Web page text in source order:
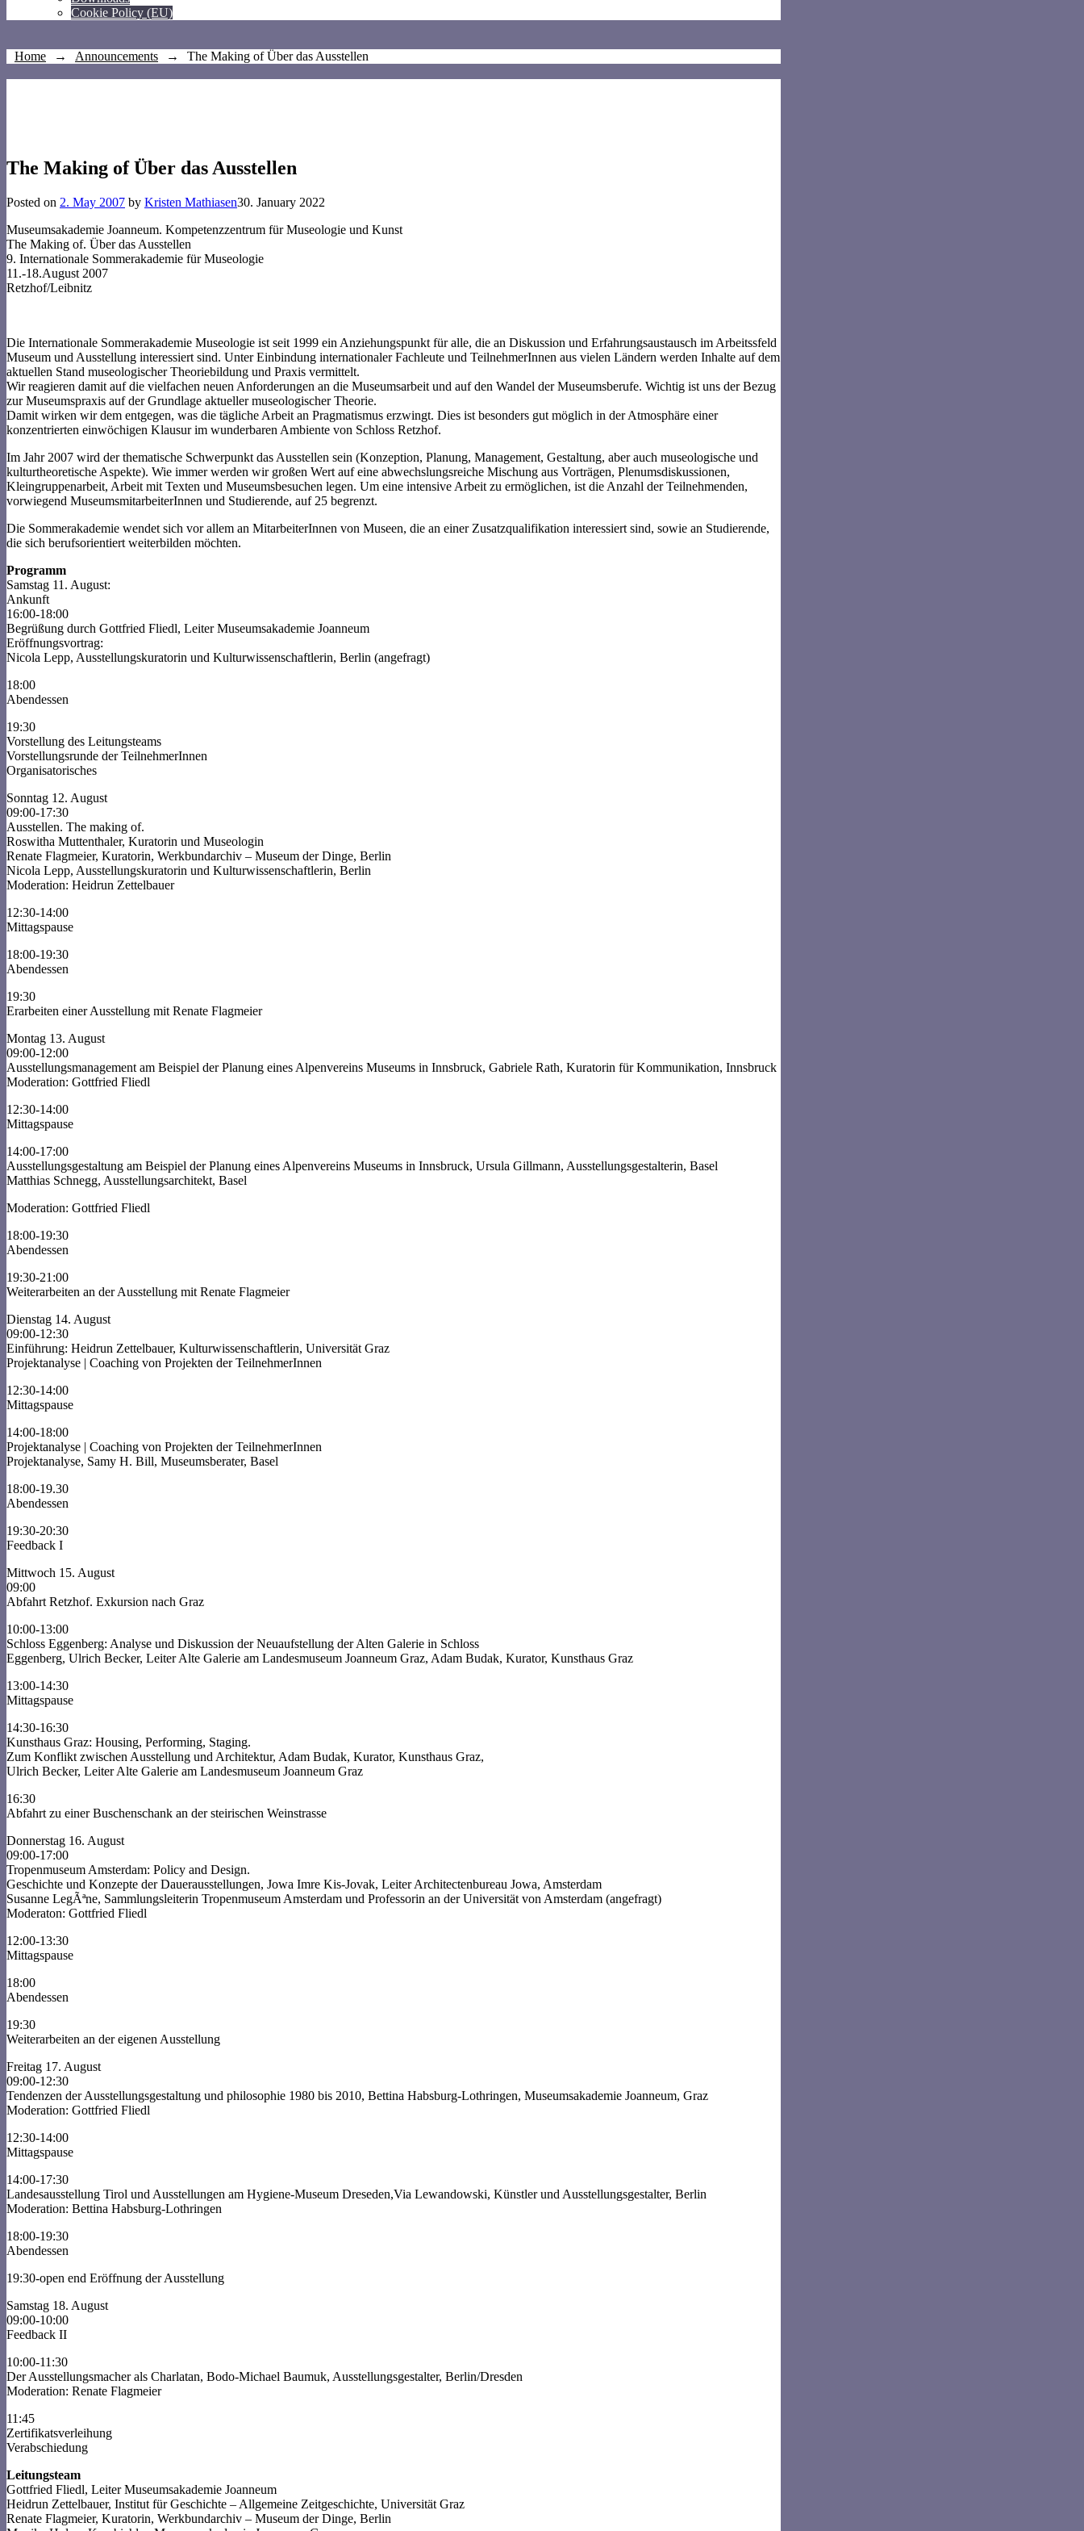
Cookie Policy (EU)
Home → Announcements → The Making of Über das Ausstellen
The Making of Über das Ausstellen
Posted on 2. May 2007 by Kristen Mathiasen30. January 2022
Museumsakademie Joanneum. Kompetenzzentrum für Museologie und Kunst
The Making of. Über das Ausstellen
9. Internationale Sommerakademie für Museologie
11.-18.August 2007
Retzhof/Leibnitz
Die Internationale Sommerakademie Museologie ist seit 1999 ein Anziehungspunkt für alle, die an Diskussion und Erfahrungsaustausch im Arbeitssfeld
Museum und Ausstellung interessiert sind. Unter Einbindung internationaler Fachleute und TeilnehmerInnen aus vielen Ländern werden Inhalte auf dem
aktuellen Stand museologischer Theoriebildung und Praxis vermittelt.
Wir reagieren damit auf die vielfachen neuen Anforderungen an die Museumsarbeit und auf den Wandel der Museumsberufe. Wichtig ist uns der Bezug
zur Museumspraxis auf der Grundlage aktueller museologischer Theorie.
Damit wirken wir dem entgegen, was die tägliche Arbeit an Pragmatismus erzwingt. Dies ist besonders gut möglich in der Atmosphäre einer
konzentrierten einwöchigen Klausur im wunderbaren Ambiente von Schloss Retzhof.
Im Jahr 2007 wird der thematische Schwerpunkt das Ausstellen sein (Konzeption, Planung, Management, Gestaltung, aber auch museologische und
kulturtheoretische Aspekte). Wie immer werden wir großen Wert auf eine abwechslungsreiche Mischung aus Vorträgen, Plenumsdiskussionen,
Kleingruppenarbeit, Arbeit mit Texten und Museumsbesuchen legen. Um eine intensive Arbeit zu ermöglichen, ist die Anzahl der Teilnehmenden,
vorwiegend MuseumsmitarbeiterInnen und Studierende, auf 25 begrenzt.
Die Sommerakademie wendet sich vor allem an MitarbeiterInnen von Museen, die an einer Zusatzqualifikation interessiert sind, sowie an Studierende,
die sich berufsorientiert weiterbilden möchten.
Programm
Samstag 11. August:
Ankunft
16:00-18:00
Begrüßung durch Gottfried Fliedl, Leiter Museumsakademie Joanneum
Eröffnungsvortrag:
Nicola Lepp, Ausstellungskuratorin und Kulturwissenschaftlerin, Berlin (angefragt)
18:00
Abendessen
19:30
Vorstellung des Leitungsteams
Vorstellungsrunde der TeilnehmerInnen
Organisatorisches
Sonntag 12. August
09:00-17:30
Ausstellen. The making of.
Roswitha Muttenthaler, Kuratorin und Museologin
Renate Flagmeier, Kuratorin, Werkbundarchiv – Museum der Dinge, Berlin
Nicola Lepp, Ausstellungskuratorin und Kulturwissenschaftlerin, Berlin
Moderation: Heidrun Zettelbauer
12:30-14:00
Mittagspause
18:00-19:30
Abendessen
19:30
Erarbeiten einer Ausstellung mit Renate Flagmeier
Montag 13. August
09:00-12:00
Ausstellungsmanagement am Beispiel der Planung eines Alpenvereins Museums in Innsbruck, Gabriele Rath, Kuratorin für Kommunikation, Innsbruck
Moderation: Gottfried Fliedl
12:30-14:00
Mittagspause
14:00-17:00
Ausstellungsgestaltung am Beispiel der Planung eines Alpenvereins Museums in Innsbruck, Ursula Gillmann, Ausstellungsgestalterin, Basel
Matthias Schnegg, Ausstellungsarchitekt, Basel
Moderation: Gottfried Fliedl
18:00-19:30
Abendessen
19:30-21:00
Weiterarbeiten an der Ausstellung mit Renate Flagmeier
Dienstag 14. August
09:00-12:30
Einführung: Heidrun Zettelbauer, Kulturwissenschaftlerin, Universität Graz
Projektanalyse | Coaching von Projekten der TeilnehmerInnen
12:30-14:00
Mittagspause
14:00-18:00
Projektanalyse | Coaching von Projekten der TeilnehmerInnen
Projektanalyse, Samy H. Bill, Museumsberater, Basel
18:00-19.30
Abendessen
19:30-20:30
Feedback I
Mittwoch 15. August
09:00
Abfahrt Retzhof. Exkursion nach Graz
10:00-13:00
Schloss Eggenberg: Analyse und Diskussion der Neuaufstellung der Alten Galerie in Schloss
Eggenberg, Ulrich Becker, Leiter Alte Galerie am Landesmuseum Joanneum Graz, Adam Budak, Kurator, Kunsthaus Graz
13:00-14:30
Mittagspause
14:30-16:30
Kunsthaus Graz: Housing, Performing, Staging.
Zum Konflikt zwischen Ausstellung und Architektur, Adam Budak, Kurator, Kunsthaus Graz,
Ulrich Becker, Leiter Alte Galerie am Landesmuseum Joanneum Graz
16:30
Abfahrt zu einer Buschenschank an der steirischen Weinstrasse
Donnerstag 16. August
09:00-17:00
Tropenmuseum Amsterdam: Policy and Design.
Geschichte und Konzepte der Dauerausstellungen, Jowa Imre Kis-Jovak, Leiter Architectenbureau Jowa, Amsterdam
Susanne LegÃªne, Sammlungsleiterin Tropenmuseum Amsterdam und Professorin an der Universität von Amsterdam (angefragt)
Moderaton: Gottfried Fliedl
12:00-13:30
Mittagspause
18:00
Abendessen
19:30
Weiterarbeiten an der eigenen Ausstellung
Freitag 17. August
09:00-12:30
Tendenzen der Ausstellungsgestaltung und philosophie 1980 bis 2010, Bettina Habsburg-Lothringen, Museumsakademie Joanneum, Graz
Moderation: Gottfried Fliedl
12:30-14:00
Mittagspause
14:00-17:30
Landesausstellung Tirol und Ausstellungen am Hygiene-Museum Dreseden,Via Lewandowski, Künstler und Ausstellungsgestalter, Berlin
Moderation: Bettina Habsburg-Lothringen
18:00-19:30
Abendessen
19:30-open end Eröffnung der Ausstellung
Samstag 18. August
09:00-10:00
Feedback II
10:00-11:30
Der Ausstellungsmacher als Charlatan, Bodo-Michael Baumuk, Ausstellungsgestalter, Berlin/Dresden
Moderation: Renate Flagmeier
11:45
Zertifikatsverleihung
Verabschiedung
Leitungsteam
Gottfried Fliedl, Leiter Museumsakademie Joanneum
Heidrun Zettelbauer, Institut für Geschichte – Allgemeine Zeitgeschichte, Universität Graz
Renate Flagmeier, Kuratorin, Werkbundarchiv – Museum der Dinge, Berlin